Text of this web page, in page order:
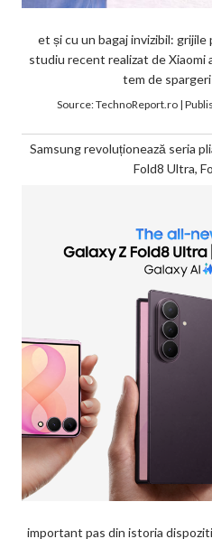
et și cu un bagaj invizibil:
studiu recent realizat de Xiaomi
tem de spargeri
Source:TechnoReport.ro|
Samsung revoluționează seria
Fold8 Ultra,
important pas din istoria